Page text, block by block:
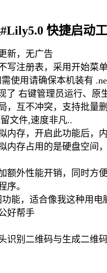
快捷启动
新，无广告
写注册表，采用开始菜
使用请确保本机装有
了 右键管理员运行、
，互不冲突，支持批量
文件,速度非凡..
内存，开启此功能后，
内存占用的是硬盘空间
额外性能开销，同时方
序。
能，适合像我这种用
好帮手
识别二维码与生成二维